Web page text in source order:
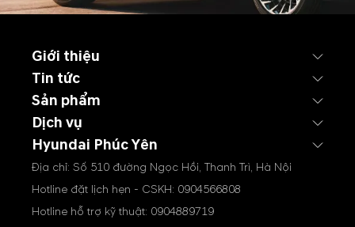
Giới thiệu
Tin tức
Sản phẩm
Dịch vụ
Hyundai Phúc Yên
Địa chỉ: Số 510 đường Ngọc Hồi, Thanh Trì, Hà Nội
Hotline đặt lịch hẹn - CSKH: 0904566808
Hotline hỗ trợ kỹ thuật: 0904889719